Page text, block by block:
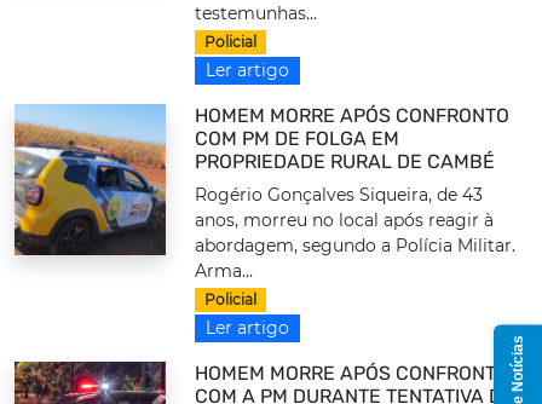
testemunhas...
Policial
Ler artigo
HOMEM MORRE APÓS CONFRONTO
COM PM DE FOLGA EM
PROPRIEDADE RURAL DE CAMBÉ
Rogério Gonçalves Siqueira, de 43
anos, morreu no local após reagir à
abordagem, segundo a Polícia Militar.
Arma...
Policial
Ler artigo
HOMEM MORRE APÓS CONFRONTO
COM A PM DURANTE TENTATIVA DE